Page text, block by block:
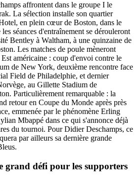
affrontent dans le groupe I le
La sélection installe son quartier
en plein cœur de Boston, dans le
séances d'entraînement se dérouleront
Bentley à Waltham, à une quinzaine de
Les matches de poule mèneront
américaine : coup d'envoi contre le
de New York, deuxième rencontre face
Field de Philadelphie, et dernier
au Gillette Stadium de
Particulièrement remarquable : la
retour en Coupe du Monde après près
emmenée par le phénomène Erling
Mbappé dans ce qui s'annonce déjà
du tournoi. Pour Didier Deschamps, ce
par ailleurs sa dernière grande
grand défi pour les supporters